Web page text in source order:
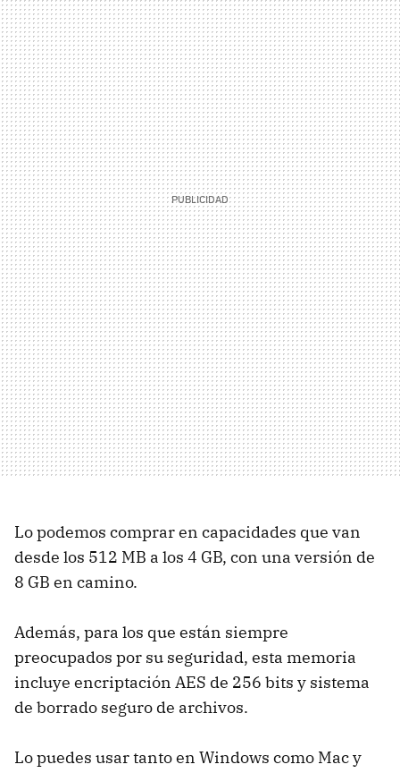
Lo podemos comprar en capacidades que van
desde los 512 MB a los 4 GB, con una versión de
8 GB en camino.
Además, para los que están siempre
preocupados por su seguridad, esta memoria
incluye encriptación AES de 256 bits y sistema
de borrado seguro de archivos.
Lo puedes usar tanto en Windows como Mac y